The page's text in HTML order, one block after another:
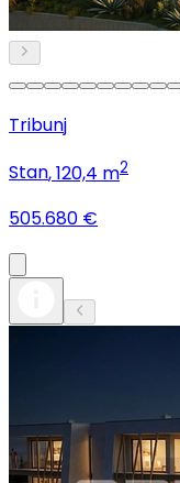
Tribunj
Stan, 120,4 m2
505.680 €